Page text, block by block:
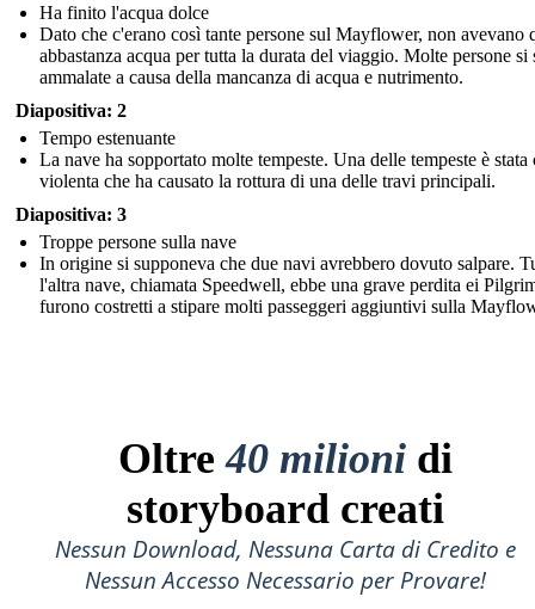
Ha finito l'acqua dolce
Dato che c'erano così tante persone sul Mayflower, non avevano
abbastanza acqua per tutta la durata del viaggio. Molte persone si
ammalate a causa della mancanza di acqua e nutrimento.
Diapositiva: 2
Tempo estenuante
La nave ha sopportato molte tempeste. Una delle tempeste è stata
violenta che ha causato la rottura di una delle travi principali.
Diapositiva: 3
Troppe persone sulla nave
In origine si supponeva che due navi avrebbero dovuto salpare.
l'altra nave, chiamata Speedwell, ebbe una grave perdita ei
furono costretti a stipare molti passeggeri aggiuntivi sulla
Oltre40 milioni di
storyboard creati
Nessun Download, Nessuna Carta di Credito e
Nessun Accesso Necessario per Provare!